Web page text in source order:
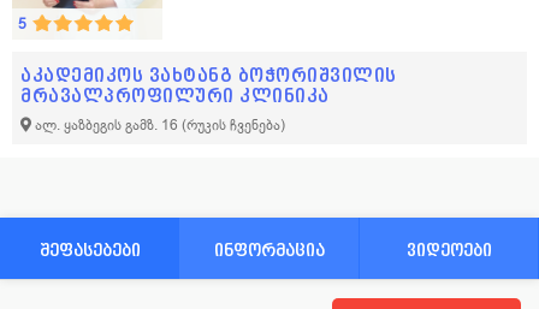
5
აკადემიკოს ვახტანგ ბოჭორიშვილის
მრავალპროფილური კლინიკა
ალ. ყაზბეგის გამზ. 16 (რუკის ჩვენება)
შეფასებები ინფორმაცია ვიდეოები